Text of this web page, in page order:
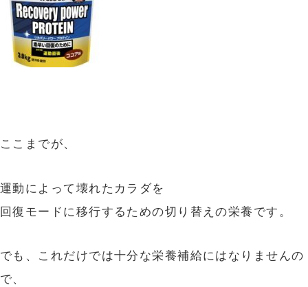
ここまでが、
運動によって壊れたカラダを
回復モードに移行するための切り替えの栄養です。
でも、これだけでは十分な栄養補給にはなりませんの
で、